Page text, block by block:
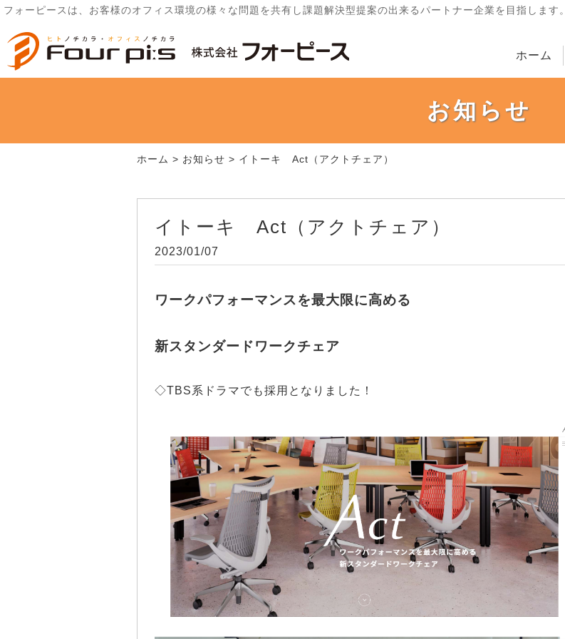
フォーピースは、お客様のオフィス環境の様々な問題を共有し課題解決型提案の出来るパートナー企業を目指します。
ホーム
お知らせ
ホーム > お知らせ > イトーキ Act（アクトチェア）
イトーキ Act（アクトチェア）
2023/01/07
ワークパフォーマンスを最大限に高める
新スタンダードワークチェア
◇TBS系ドラマでも採用となりました！